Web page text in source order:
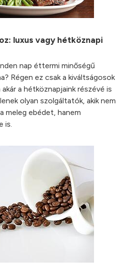
luxus vagy hétköznapi
nap éttermi minőségű
Régen ez csak a kiváltságosok
a hétköznapjaink részévé is
olyan szolgáltatók, akik nem
meleg ebédet, hanem
is.